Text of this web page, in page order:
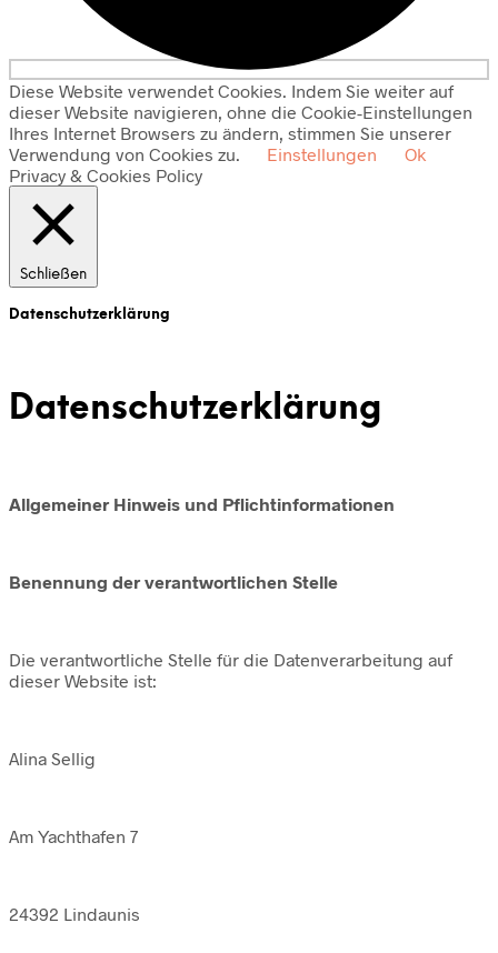
Diese Website verwendet Cookies. Indem Sie weiter auf
dieser Website navigieren, ohne die Cookie-Einstellungen
Ihres Internet Browsers zu ändern, stimmen Sie unserer
Verwendung von Cookies zu.
Einstellungen
Ok
Privacy & Cookies Policy
Schließen
Datenschutzerklärung
Datenschutzerklärung
Allgemeiner Hinweis und Pflichtinformationen
Benennung der verantwortlichen Stelle
Die verantwortliche Stelle für die Datenverarbeitung auf
dieser Website ist:
Alina Sellig
Am Yachthafen 7
24392 Lindaunis